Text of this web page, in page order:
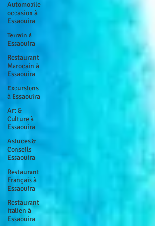
Automobile
occasion à
Essaouira
Terrain à
Essaouira
Restaurant
Marocain à
Essaouira
Excursions
à Essaouira
Art &
Culture à
Essaouira
Astuces &
Conseils
Essaouira
Restaurant
Français à
Essaouira
Restaurant
Italien à
Essaouira